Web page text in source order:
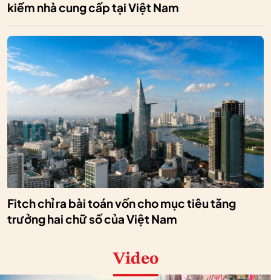
kiếm nhà cung cấp tại Việt Nam
Fitch chỉ ra bài toán vốn cho mục tiêu tăng
trưởng hai chữ số của Việt Nam
Video